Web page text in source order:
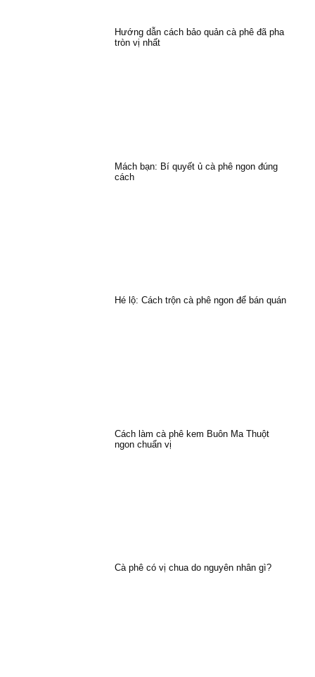
Hướng dẫn cách bảo quản cà phê đã pha
tròn vị nhất
Mách bạn: Bí quyết ủ cà phê ngon đúng
cách
Hé lộ: Cách trộn cà phê ngon để bán quán
Cách làm cà phê kem Buôn Ma Thuột
ngon chuẩn vị
Cà phê có vị chua do nguyên nhân gì?